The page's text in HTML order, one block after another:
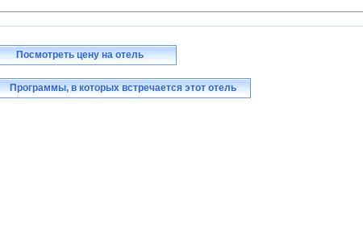
Посмотреть цену на отель
Программы, в которых встречается этот отель